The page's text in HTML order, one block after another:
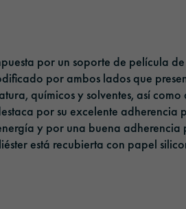
por un soporte de película
por ambos lados que
químicos y solventes, así
por su excelente adherencia
y por una buena
está recubierta con papel